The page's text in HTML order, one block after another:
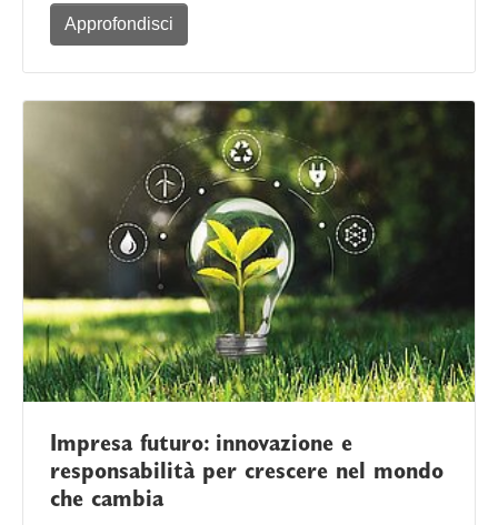
Approfondisci
Impresa futuro: innovazione e
responsabilità per crescere nel mondo
che cambia